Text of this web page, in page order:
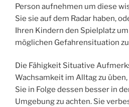
Person aufnehmen um diese
Sie sie auf dem Radar haben,
Ihren Kindern den Spielplatz
möglichen Gefahrensituation
Die Fähigkeit Situative
Wachsamkeit im Alltag zu
Sie in Folge dessen besser in
Umgebung zu achten. Sie